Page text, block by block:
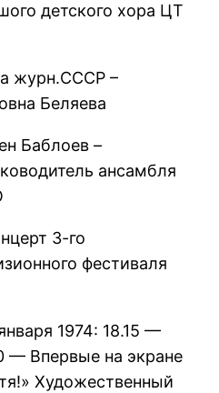
детского хора ЦТ
журн.СССР –
Беляева
Баблоев –
ансамбля
3-го
фестиваля
1974: 18.15 —
— Впервые на экране
Художественный